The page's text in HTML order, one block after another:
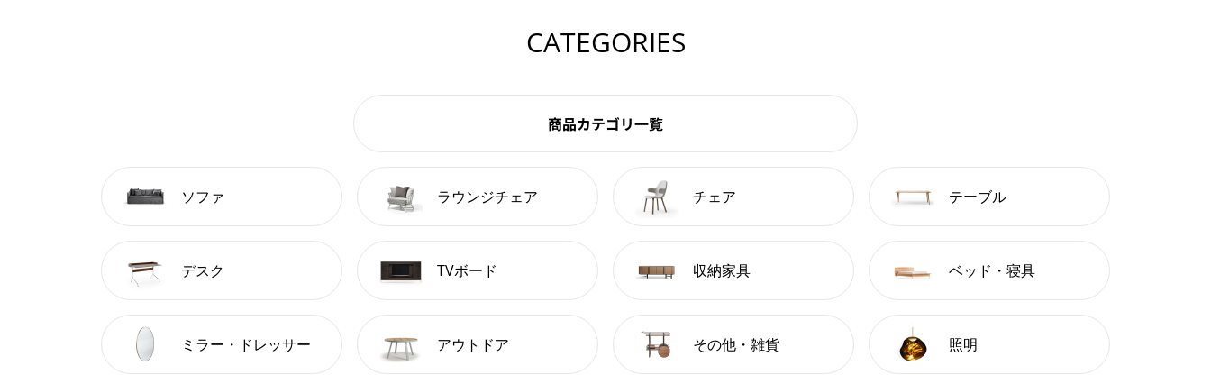
CATEGORIES
商品カテゴリ一覧
ソファ ラウンジチェア チェア テーブル
デスク TVボード 収納家具 ベッド・寝具
ミラー・ドレッサー アウトドア その他・雑貨 照明